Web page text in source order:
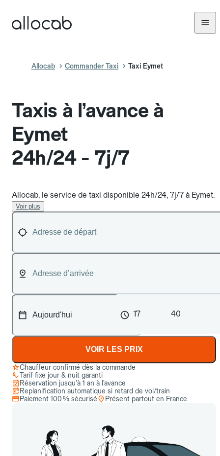
Allocab Commander Taxi Taxi Eymet
Taxis à l’avance à
Eymet
24h/24 - 7j/7
Allocab, le service de taxi disponible 24h/24, 7j/7 à Eymet.
Voir plus
17 40
VOIR LES PRIX
Chauffeur confirmé dès la commande
Tarif fixe jour & nuit garanti
Réservation jusqu’à 1 an à l’avance
Replanification automatique si retard de vol/train
Paiement 100 % sécurisé
Présent partout en France